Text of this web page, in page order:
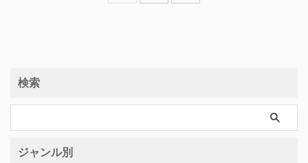
検索
ジャンル別